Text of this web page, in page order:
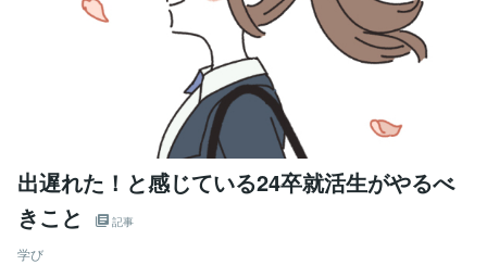
出遅れた！と感じている24卒就活生がやるべ
きこと
記事
学び